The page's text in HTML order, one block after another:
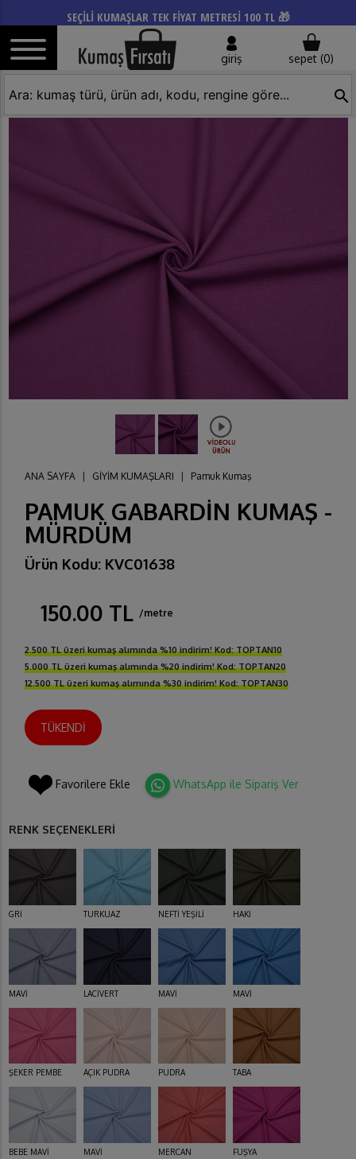
SEÇİLİ KUMAŞLAR TEK FİYAT METRESİ 100 TL 🎁
giriş sepet (0)
search
ANA SAYFA GİYİM KUMAŞLARI Pamuk Kumaş
PAMUK GABARDİN KUMAŞ -
MÜRDÜM
Ürün Kodu: KVC01638
150.00 TL /metre
2.500 TL üzeri kumaş alımında %10 indirim! Kod: TOPTAN10
5.000 TL üzeri kumaş alımında %20 indirim! Kod: TOPTAN20
12.500 TL üzeri kumaş alımında %30 indirim! Kod: TOPTAN30
TÜKENDİ
Favorilere Ekle WhatsApp ile Sipariş Ver
RENK SEÇENEKLERİ
GRİ TURKUAZ NEFTİ YEŞİLİ HAKİ
MAVİ LACİVERT MAVİ MAVİ
ŞEKER PEMBE AÇIK PUDRA PUDRA TABA
BEBE MAVİ MAVİ MERCAN FUŞYA